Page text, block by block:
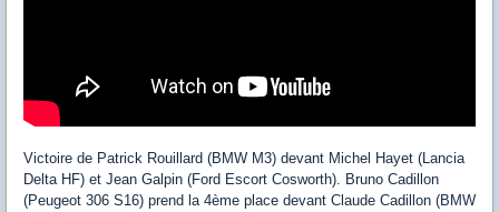
Victoire de Patrick Rouillard (BMW M3) devant Michel Hayet (Lancia
Delta HF) et Jean Galpin (Ford Escort Cosworth). Bruno Cadillon
(Peugeot 306 S16) prend la 4ème place devant Claude Cadillon (BMW